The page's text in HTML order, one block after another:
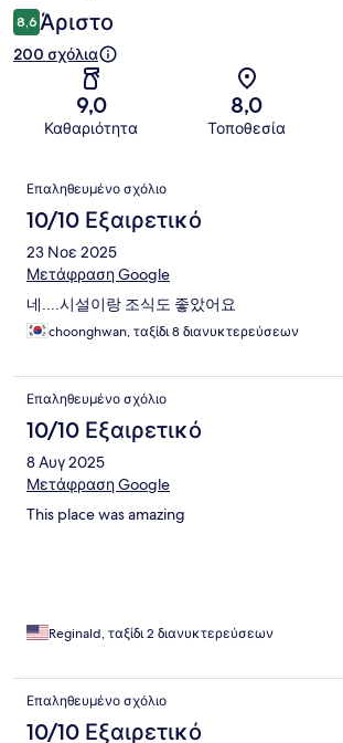
8,6 Άριστο
200 σχόλια
9,0
Καθαριότητα
8,0
Τοποθεσία
Σχόλια
Επαληθευμένο σχόλιο
10/10 Εξαιρετικό
23 Νοε 2025
Μετάφραση Google
네....시설이랑 조식도 좋았어요
choonghwan, ταξίδι 8 διανυκτερεύσεων
Επαληθευμένο σχόλιο
10/10 Εξαιρετικό
8 Αυγ 2025
Μετάφραση Google
This place was amazing
Reginald, ταξίδι 2 διανυκτερεύσεων
Επαληθευμένο σχόλιο
10/10 Εξαιρετικό